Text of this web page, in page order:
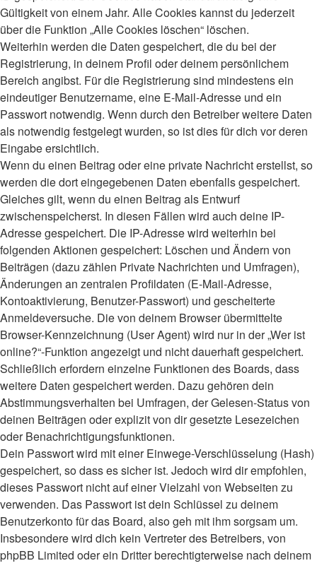
Gültigkeit von einem Jahr. Alle Cookies kannst du jederzeit
über die Funktion „Alle Cookies löschen“ löschen.
Weiterhin werden die Daten gespeichert, die du bei der
Registrierung, in deinem Profil oder deinem persönlichem
Bereich angibst. Für die Registrierung sind mindestens ein
eindeutiger Benutzername, eine E-Mail-Adresse und ein
Passwort notwendig. Wenn durch den Betreiber weitere Daten
als notwendig festgelegt wurden, so ist dies für dich vor deren
Eingabe ersichtlich.
Wenn du einen Beitrag oder eine private Nachricht erstellst, so
werden die dort eingegebenen Daten ebenfalls gespeichert.
Gleiches gilt, wenn du einen Beitrag als Entwurf
zwischenspeicherst. In diesen Fällen wird auch deine IP-
Adresse gespeichert. Die IP-Adresse wird weiterhin bei
folgenden Aktionen gespeichert: Löschen und Ändern von
Beiträgen (dazu zählen Private Nachrichten und Umfragen),
Änderungen an zentralen Profildaten (E-Mail-Adresse,
Kontoaktivierung, Benutzer-Passwort) und gescheiterte
Anmeldeversuche. Die von deinem Browser übermittelte
Browser-Kennzeichnung (User Agent) wird nur in der „Wer ist
online?“-Funktion angezeigt und nicht dauerhaft gespeichert.
Schließlich erfordern einzelne Funktionen des Boards, dass
weitere Daten gespeichert werden. Dazu gehören dein
Abstimmungsverhalten bei Umfragen, der Gelesen-Status von
deinen Beiträgen oder explizit von dir gesetzte Lesezeichen
oder Benachrichtigungsfunktionen.
Dein Passwort wird mit einer Einwege-Verschlüsselung (Hash)
gespeichert, so dass es sicher ist. Jedoch wird dir empfohlen,
dieses Passwort nicht auf einer Vielzahl von Webseiten zu
verwenden. Das Passwort ist dein Schlüssel zu deinem
Benutzerkonto für das Board, also geh mit ihm sorgsam um.
Insbesondere wird dich kein Vertreter des Betreibers, von
phpBB Limited oder ein Dritter berechtigterweise nach deinem